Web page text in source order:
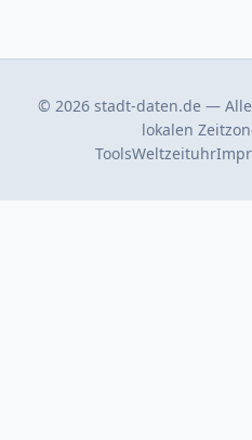
© 2026 stadt-daten.de —
lokalen
ToolsWeltzeituhr